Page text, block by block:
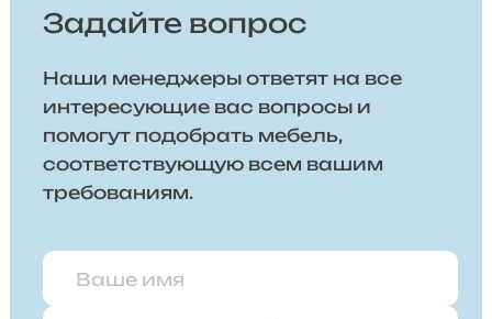
Задайте вопрос
Наши менеджеры ответят на все
интересующие вас вопросы и
помогут подобрать мебель,
соответствующую всем вашим
требованиям.